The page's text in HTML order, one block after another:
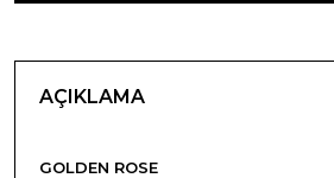
AÇIKLAMA
GOLDEN ROSE